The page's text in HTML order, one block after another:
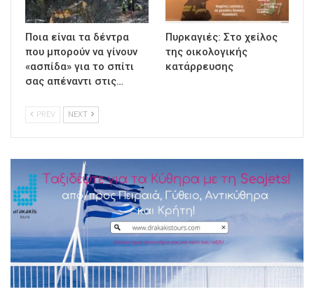
Ποια είναι τα δέντρα
που μπορούν να γίνουν
«ασπίδα» για το σπίτι
σας απέναντι στις…
Πυρκαγιές: Στο χείλος
της οικολογικής
κατάρρευσης
PREV NEXT